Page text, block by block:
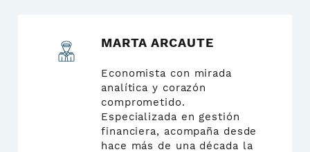
MARTA ARCAUTE
Economista con mirada
analítica y corazón
comprometido.
Especializada en gestión
financiera, acompaña desde
hace más de una década la